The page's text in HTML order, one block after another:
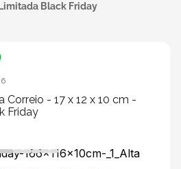
Black Friday
Correio - 17 x 12 x 10 cm -
Friday
3º caixa sedex